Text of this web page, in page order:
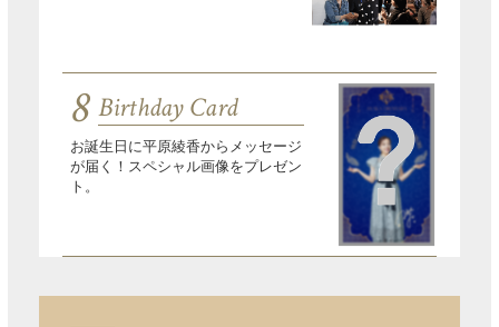
8 Birthday Card
お誕生日に平原綾香からメッセージ
が届く！スペシャル画像をプレゼン
ト。